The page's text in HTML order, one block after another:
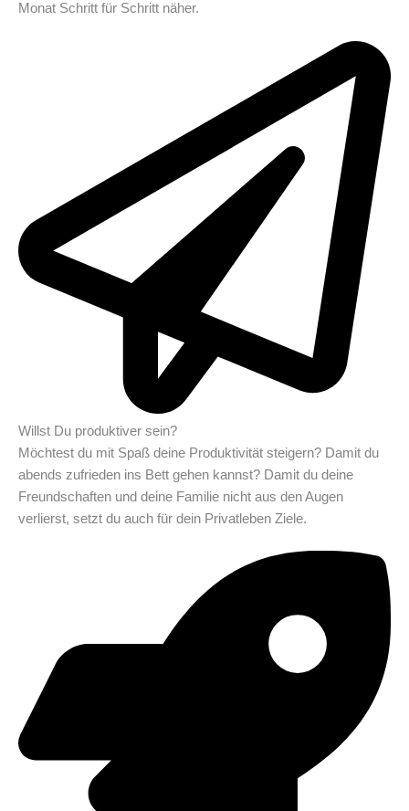
Monat Schritt für Schritt näher.
Willst Du produktiver sein?
Möchtest du mit Spaß deine Produktivität steigern? Damit du
abends zufrieden ins Bett gehen kannst? Damit du deine
Freundschaften und deine Familie nicht aus den Augen
verlierst, setzt du auch für dein Privatleben Ziele.